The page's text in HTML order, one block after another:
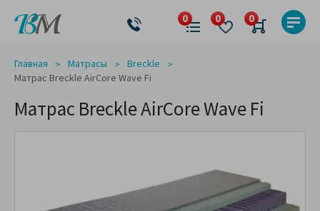
Главная Матрасы
Breckle
Матрас Breckle AirCore Wave Fi
Матрас Breckle AirCore Wave Fi